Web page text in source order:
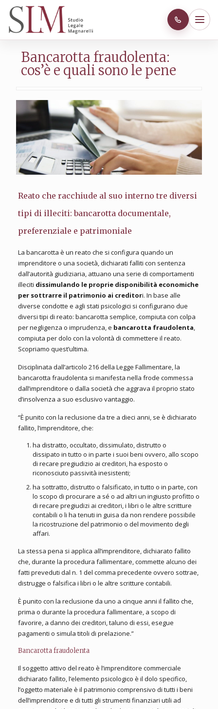
Bancarotta fraudolenta:
cos’è e quali sono le pene
Reato che racchiude al suo interno tre diversi
tipi di illeciti: bancarotta documentale,
preferenziale e patrimoniale
La bancarotta è un reato che si configura quando un
imprenditore o una società, dichiarati falliti con sentenza
dall’autorità giudiziaria, attuano una serie di comportamenti
illeciti dissimulando le proprie disponibilità economiche
per sottrarre il patrimonio ai creditori. In base alle
diverse condotte e agli stati psicologici si configurano due
diversi tipi di reato: bancarotta semplice, compiuta con colpa
per negligenza o imprudenza, e bancarotta fraudolenta,
compiuta per dolo con la volontà di commettere il reato.
Scopriamo quest’ultima.
Disciplinata dall’articolo 216 della Legge Fallimentare, la
bancarotta fraudolenta si manifesta nella frode commessa
dall’imprenditore o dalla società che aggrava il proprio stato
d’insolvenza a suo esclusivo vantaggio.
“È punito con la reclusione da tre a dieci anni, se è dichiarato
fallito, l’imprenditore, che:
ha distratto, occultato, dissimulato, distrutto o
dissipato in tutto o in parte i suoi beni ovvero, allo scopo
di recare pregiudizio ai creditori, ha esposto o
riconosciuto passività inesistenti;
ha sottratto, distrutto o falsificato, in tutto o in parte, con
lo scopo di procurare a sé o ad altri un ingiusto profitto o
di recare pregiudizi ai creditori, i libri o le altre scritture
contabili o li ha tenuti in guisa da non rendere possibile
la ricostruzione del patrimonio o del movimento degli
affari.
La stessa pena si applica all’imprenditore, dichiarato fallito
che, durante la procedura fallimentare, commette alcuno dei
fatti preveduti dal n. 1 del comma precedente ovvero sottrae,
distrugge o falsifica i libri o le altre scritture contabili.
È punito con la reclusione da uno a cinque anni il fallito che,
prima o durante la procedura fallimentare, a scopo di
favorire, a danno dei creditori, taluno di essi, esegue
pagamenti o simula titoli di prelazione.”
Bancarotta fraudolenta
Il soggetto attivo del reato è l’imprenditore commerciale
dichiarato fallito, l’elemento psicologico è il dolo specifico,
l’oggetto materiale è il patrimonio comprensivo di tutti i beni
dell’imprenditore e di tutti gli strumenti finanziari utili ad